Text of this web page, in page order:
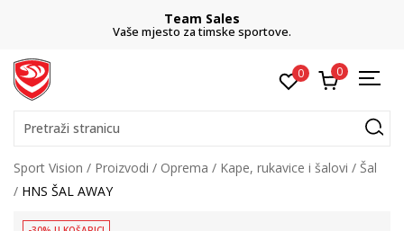
Team Sales
Vaše mjesto za timske sportove.
0 0
Pretraži stranicu
Sport Vision Proizvodi Oprema Kape, rukavice i šalovi
Šal
HNS ŠAL AWAY